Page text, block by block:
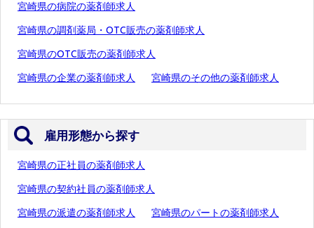
宮崎県の病院の薬剤師求人
宮崎県の調剤薬局・OTC販売の薬剤師求人
宮崎県のOTC販売の薬剤師求人
宮崎県の企業の薬剤師求人 宮崎県のその他の薬剤師求人
雇用形態から探す
宮崎県の正社員の薬剤師求人
宮崎県の契約社員の薬剤師求人
宮崎県の派遣の薬剤師求人 宮崎県のパートの薬剤師求人